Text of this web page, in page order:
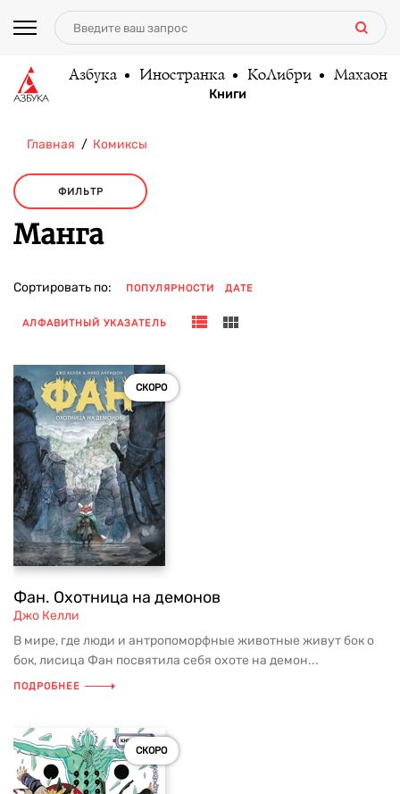
Азбука Иностранка КоЛибри Махаон
Книги
Главная Комиксы
ФИЛЬТР
Манга
Сортировать по: ПОПУЛЯРНОСТИ ДАТЕ
АЛФАВИТНЫЙ УКАЗАТЕЛЬ
СКОРО
Фан. Охотница на демонов
Джо Келли
В мире, где люди и антропоморфные животные живут бок о
бок, лисица Фан посвятила себя охоте на демон...
ПОДРОБНЕЕ
СКОРО